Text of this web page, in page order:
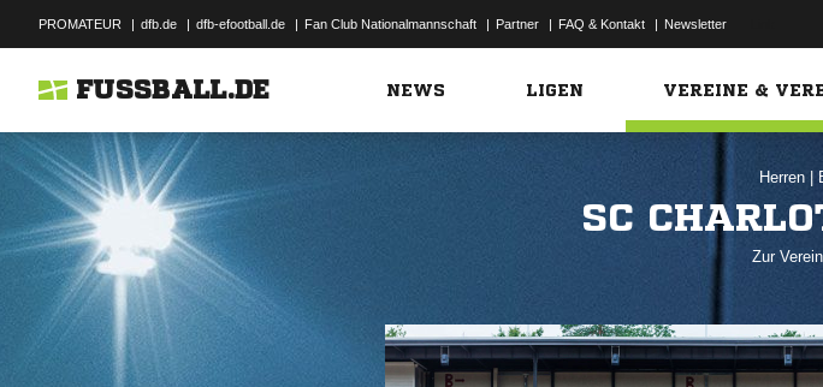
PROMATEUR | dfb.de | dfb-efootball.de | Fan Club Nationalmannschaft | Partner | FAQ & Kontakt | Newsletter
FUSSBALL.DE NEWS LIGEN VEREINE &
Herren
SC
Zur